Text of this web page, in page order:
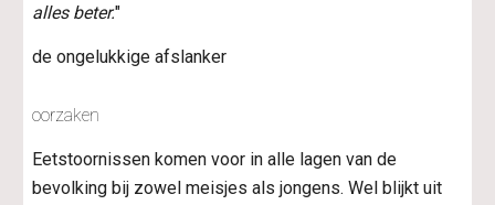
alles beter."
de ongelukkige afslanker
oorzaken
Eetstoornissen komen voor in alle lagen van de
bevolking bij zowel meisjes als jongens. Wel blijkt uit